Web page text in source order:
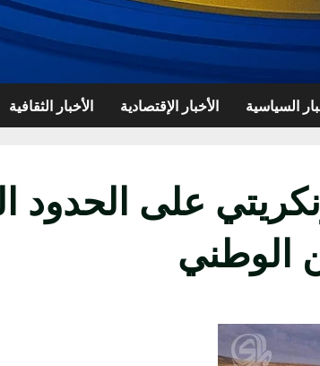
السياسية الأخبار الإقتصادية الأخبار الثقافية
على الحدود
الوطني